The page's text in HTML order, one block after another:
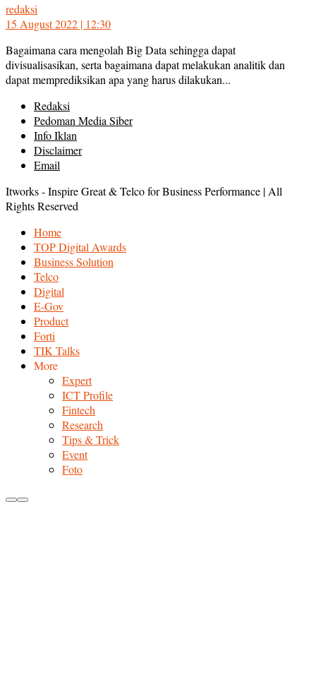
redaksi
15 August 2022 | 12:30
Bagaimana cara mengolah Big Data sehingga dapat
divisualisasikan, serta bagaimana dapat melakukan analitik dan
dapat memprediksikan apa yang harus dilakukan...
Redaksi
Pedoman Media Siber
Info Iklan
Disclaimer
Email
Itworks - Inspire Great & Telco for Business Performance | All
Rights Reserved
Home
TOP Digital Awards
Business Solution
Telco
Digital
E-Gov
Product
Forti
TIK Talks
More
Expert
ICT Profile
Fintech
Research
Tips & Trick
Event
Foto